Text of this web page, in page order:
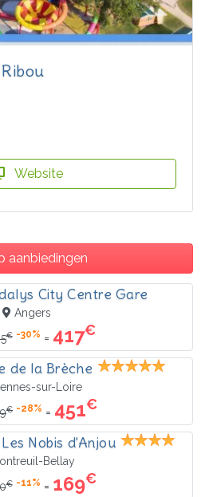
Website
aanbiedingen
City Centre Gare
Angers
€ -30% = 417€
de la Brèche
sur-Loire
€ -28% = 451€
Nobis d'Anjou
Bellay
€ -11% = 169€